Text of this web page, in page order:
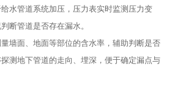
水管道系统加压，压力表实时监测压力变
断管道是否存在漏水。​
墙面、地面等部位的含水率，辅助判断是否
测地下管道的走向、埋深，便于确定漏点与